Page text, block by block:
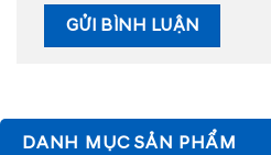
DANH MỤC SẢN PHẨM